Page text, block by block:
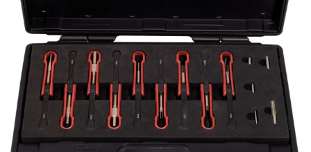
KONTAKT OSS
TILBUD